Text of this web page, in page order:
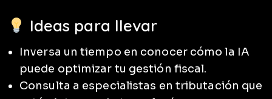
Ideas para llevar
Inversa un tiempo en conocer cómo la IA
puede optimizar tu gestión fiscal.
Consulta a especialistas en tributación que